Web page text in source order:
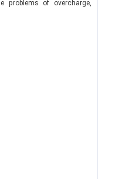
problems of overcharge,